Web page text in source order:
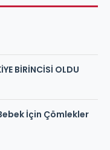
BİRİNCİSİ OLDU
İçin Çömlekler